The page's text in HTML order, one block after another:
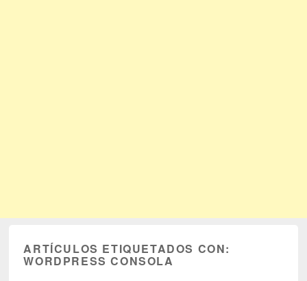
ARTÍCULOS ETIQUETADOS CON:
WORDPRESS CONSOLA